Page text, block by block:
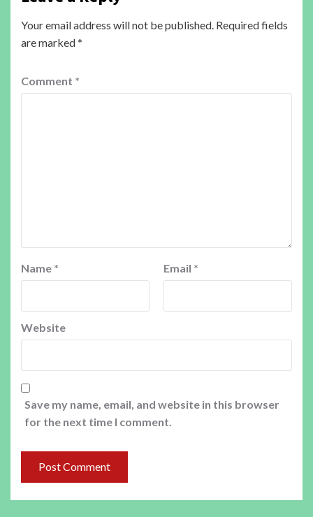
Your email address will not be published. Required fields
are marked*
Comment *
Name * Email *
Website
Save my name, email, and website in this browser
for the next time I comment.